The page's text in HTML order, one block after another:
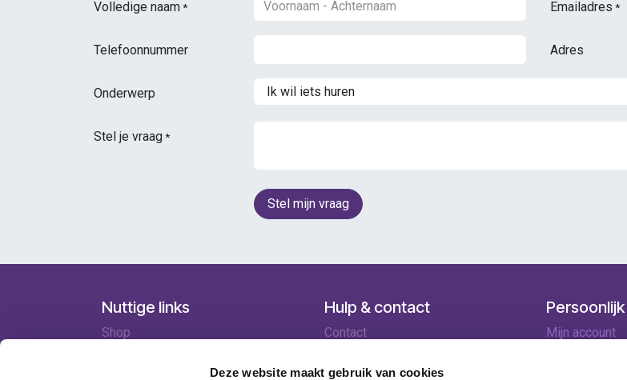
Deze website maakt gebruik van cookies
Volledige naam* Emailadres *
Telefoonnummer Adres
Onderwerp
Stel je vraag*
Stel mijn vraag
Nuttige links
Shop
Hulp & contact
Contact
Betaalopties
Persoonlijk
Mijn account